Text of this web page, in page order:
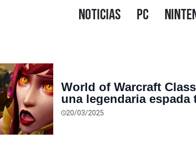
World of Warcraft
una legendaria espada
troleos de Blizzard
20/03/2025